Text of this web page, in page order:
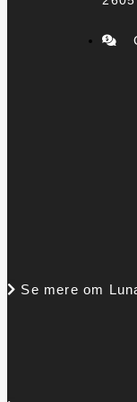
Se mere om